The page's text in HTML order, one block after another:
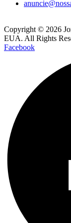
Copyright © 2026
EUA. All Rights
Facebook